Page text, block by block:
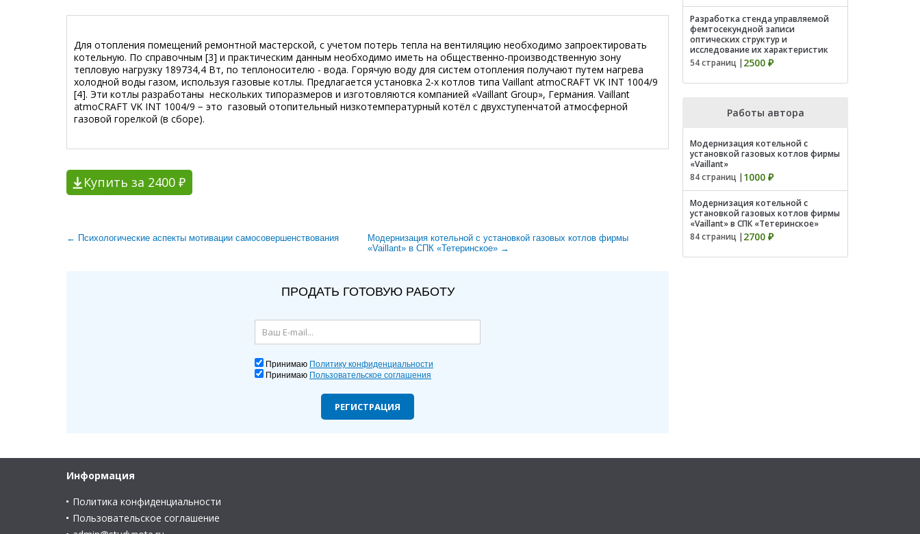
Для отопления помещений ремонтной мастерской, с учетом потерь тепла на вентиляцию необходимо запроектировать
котельную. По справочным [3] и практическим данным необходимо иметь на общественно-производственную зону
тепловую нагрузку 189734,4 Вт, по теплоносителю - вода. Горячую воду для систем отопления получают путем нагрева
холодной воды газом, используя газовые котлы. Предлагается установка 2-х котлов типа Vaillant atmoCRAFT VK INT 1004/9
[4]. Эти котлы разработаны нескольких типоразмеров и изготовляются компанией «Vaillant Group», Германия. Vaillant
atmoCRAFT VK INT 1004/9 − это газовый отопительный низкотемпературный котёл с двухступенчатой атмосферной
газовой горелкой (в сборе).
Купить за 2400 ₽
← Психологические аспекты мотивации самосовершенствования
Модернизация котельной с установкой газовых котлов фирмы
«Vaillant» в СПК «Тетеринское» →
ПРОДАТЬ ГОТОВУЮ РАБОТУ
Принимаю Политику конфиденциальности
Принимаю Пользовательское соглашения
РЕГИСТРАЦИЯ
Разработка стенда управляемой
фемтосекундной записи
оптических структур и
исследование их характеристик
54 страниц | 2500 ₽
Работы автора
Модернизация котельной с
установкой газовых котлов фирмы
«Vaillant»
84 страниц | 1000 ₽
Модернизация котельной с
установкой газовых котлов фирмы
«Vaillant» в СПК «Тетеринское»
84 страниц | 2700 ₽
Информация
Политика конфиденциальности
Пользовательское соглашение